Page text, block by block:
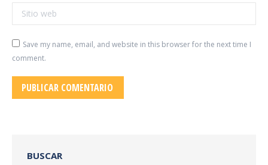
Sitio web
Save my name, email, and website in this browser for the next time I
comment.
PUBLICAR COMENTARIO
BUSCAR